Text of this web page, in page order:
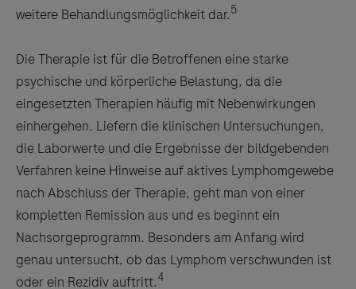
weitere Behandlungsmöglichkeit dar.5
Die Therapie ist für die Betroffenen eine starke
psychische und körperliche Belastung, da die
eingesetzten Therapien häufig mit Nebenwirkungen
einhergehen. Liefern die klinischen Untersuchungen,
die Laborwerte und die Ergebnisse der bildgebenden
Verfahren keine Hinweise auf aktives Lymphomgewebe
nach Abschluss der Therapie, geht man von einer
kompletten Remission aus und es beginnt ein
Nachsorgeprogramm. Besonders am Anfang wird
genau untersucht, ob das Lymphom verschwunden ist
oder ein Rezidiv auftritt.4